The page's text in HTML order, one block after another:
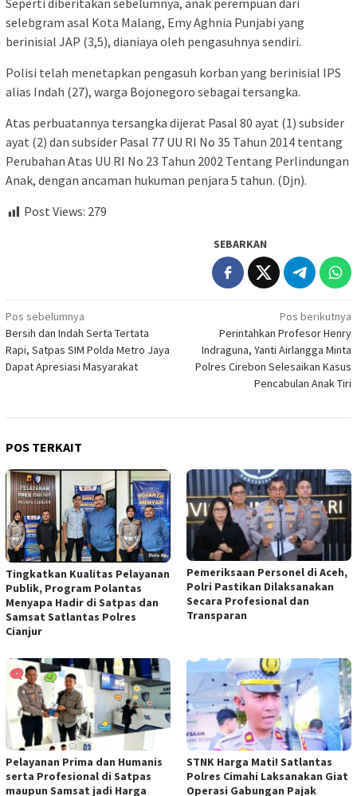
Seperti diberitakan sebelumnya, anak perempuan dari
selebgram asal Kota Malang, Emy Aghnia Punjabi yang
berinisial JAP (3,5), dianiaya oleh pengasuhnya sendiri.
Polisi telah menetapkan pengasuh korban yang berinisial IPS
alias Indah (27), warga Bojonegoro sebagai tersangka.
Atas perbuatannya tersangka dijerat Pasal 80 ayat (1) subsider
ayat (2) dan subsider Pasal 77 UU RI No 35 Tahun 2014 tentang
Perubahan Atas UU RI No 23 Tahun 2002 Tentang Perlindungan
Anak, dengan ancaman hukuman penjara 5 tahun. (Djn).
Post Views: 279
SEBARKAN
Navigasi
pos
Pos sebelumnya
Bersih dan Indah Serta Tertata
Rapi, Satpas SIM Polda Metro Jaya
Dapat Apresiasi Masyarakat
Pos berikutnya
Perintahkan Profesor Henry
Indraguna, Yanti Airlangga Minta
Polres Cirebon Selesaikan Kasus
Pencabulan Anak Tiri
POS TERKAIT
Tingkatkan Kualitas Pelayanan
Publik, Program Polantas
Menyapa Hadir di Satpas dan
Samsat Satlantas Polres
Cianjur
Pemeriksaan Personel di Aceh,
Polri Pastikan Dilaksanakan
Secara Profesional dan
Transparan
Pelayanan Prima dan Humanis
serta Profesional di Satpas
maupun Samsat jadi Harga
STNK Harga Mati! Satlantas
Polres Cimahi Laksanakan Giat
Operasi Gabungan Pajak